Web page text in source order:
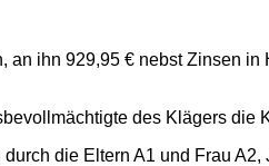
an ihn 929,95 € nebst Zinsen
des Klägers die
die Eltern A1 und Frau A2,